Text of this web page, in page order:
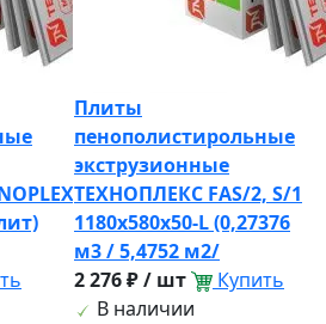
Плиты
пенополистирольные
экструзионные
ТЕХНОПЛЕКС FAS/2, S/1
1180х580х50-L (0,27376
м3 / 5,4752 м2/
2 276 ₽ / шт
Купить
В наличии